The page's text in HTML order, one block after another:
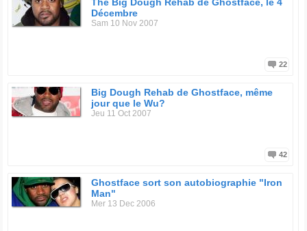
Décembre
Sam 10 Nov 2007
22
Big Dough Rehab de Ghostface, même
jour que le Wu?
Jeu 11 Oct 2007
42
Ghostface sort son autobiographie "Iron
Man"
Mer 13 Dec 2006